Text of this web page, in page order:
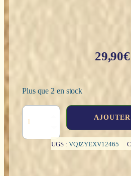
29,90€
Plus que 2 en stock
UGS : VQJZYEXV12465